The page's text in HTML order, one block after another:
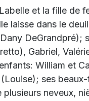
et la fille de
laisse dans le
Gabriel,
William et
ses
plusieurs neveux,